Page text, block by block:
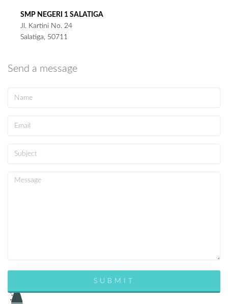
SMP NEGERI 1 SALATIGA
Jl. Kartini No. 24
Salatiga, 50711
Send a message